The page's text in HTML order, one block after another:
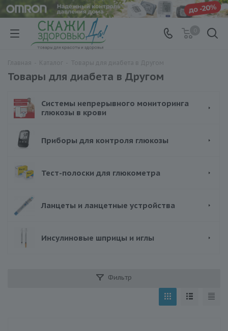
Товары для диабета в Другом
Системы непрерывного мониторинга
глюкозы в крови
Приборы для контроля глюкозы
Тест-полоски для глюкометра
Ланцеты и ланцетные устройства
Инсулиновые шприцы и иглы
Фильтр